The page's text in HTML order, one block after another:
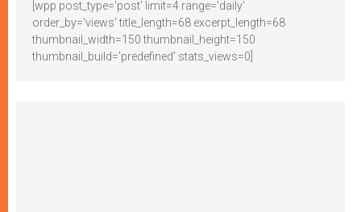
[wpp post_type='post' limit=4 range='daily'
order_by='views' title_length=68 excerpt_length=68
thumbnail_width=150 thumbnail_height=150
thumbnail_build='predefined' stats_views=0]